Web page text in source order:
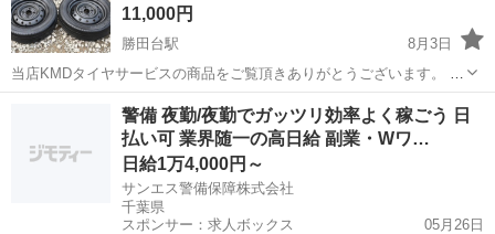
11,000円
勝田台駅
8月3日
当店KMDタイヤサービスの商品をご覧頂きありがとうございます。 下
記※1〜※7までの内容がご入札頂く際の条件となりますのでご確認頂
きご納得の上入札をお願い致します。 ご不明な点がありましたらお気
軽に質問欄よりご質問下さい...
八千代市 勝田台駅 タイヤ、ホイール チッピング
警備 夜勤/夜勤でガッツリ効率よく稼ごう 日
払い可 業界随一の高日給 副業・Wワ…
日給1万4,000円～
サンエス警備保障株式会社
千葉県
スポンサー：求人ボックス
05月26日